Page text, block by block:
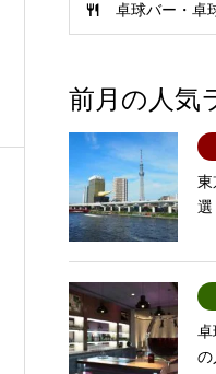
卓球バー・卓
前月の人気
選